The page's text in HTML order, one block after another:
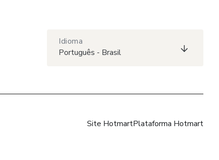
Idioma
Português - Brasil
Site HotmartPlataforma Hotmart